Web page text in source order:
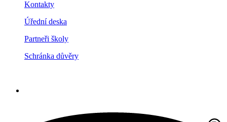
Kontakty
Úřední deska
Partneři školy
Schránka důvěry